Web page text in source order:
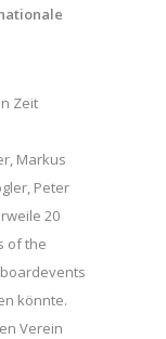
Zeit
Markus
Peter
20
of the
könnte.
Verein